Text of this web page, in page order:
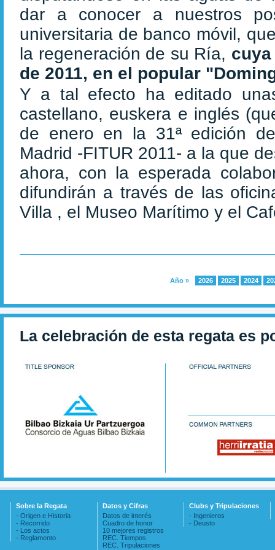
dar a conocer a nuestros
universitaria de banco móvil,
la regeneración de su Ría,
de 2011, en el popular
Y a tal efecto ha editado
castellano, euskera e inglés
de enero en la 31ª edición
Madrid -FITUR 2011- a la que
ahora, con la esperada
difundirán a través de las
Villa , el Museo Marítimo y el
2026 2025 2024
Año »
La celebración de esta regata es
Sobre la Regata
- Origen e Historia
- Recorrido
- Los actos
- Reglamento
Datos y Cifras
Datos de interés
Cuadro de honor
10 mejores registros
REC. Tiempos
REC. Tripulaciones
Clubs y Tripulaciones
- Ingenieros
- Deusto